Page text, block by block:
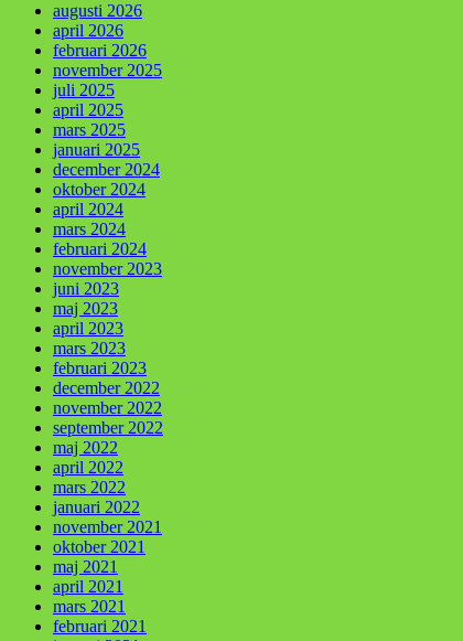
augusti 2026
april 2026
februari 2026
november 2025
juli 2025
april 2025
mars 2025
januari 2025
december 2024
oktober 2024
april 2024
mars 2024
februari 2024
november 2023
juni 2023
maj 2023
april 2023
mars 2023
februari 2023
december 2022
november 2022
september 2022
maj 2022
april 2022
mars 2022
januari 2022
november 2021
oktober 2021
maj 2021
april 2021
mars 2021
februari 2021